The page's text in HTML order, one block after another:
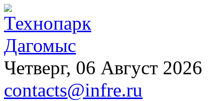
Четверг, 06 Август 2026
contacts@infre.ru